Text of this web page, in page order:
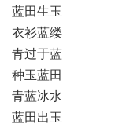
蓝田生玉
衣衫蓝缕
青过于蓝
种玉蓝田
青蓝冰水
蓝田出玉